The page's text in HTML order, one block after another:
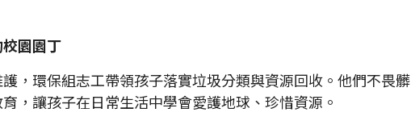
校園園丁
環保組志工帶領孩子落實垃圾分類與資源回收。他們不畏髒
，讓孩子在日常生活中學會愛護地球、珍惜資源。